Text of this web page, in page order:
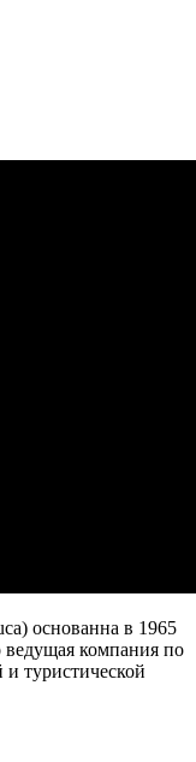
основанна в 1965
компания по
и туристической